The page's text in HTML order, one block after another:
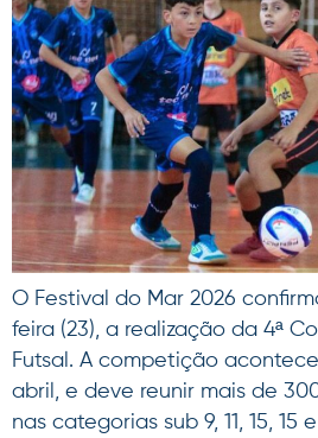
O Festival do Mar 2026
feira (23), a realização da 4ª
Futsal. A competição
abril, e deve reunir mais de
nas categorias sub 9, 11, 15, 15